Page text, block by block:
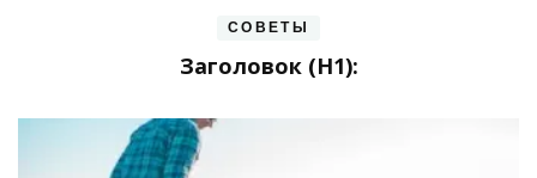
СОВЕТЫ
Заголовок (H1):